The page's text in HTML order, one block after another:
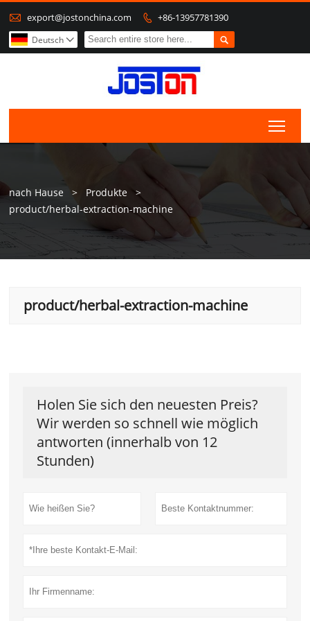
 export@jostonchina.com  +86-13957781390

Deutsch 
nach Hause > Produkte
>
product/herbal-extraction-machine
product/herbal-extraction-machine
Holen Sie sich den neuesten Preis?
Wir werden so schnell wie möglich
antworten (innerhalb von 12
Stunden)